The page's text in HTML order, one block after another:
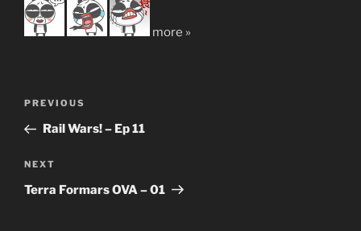
more »
Previous
Post
PREVIOUS
Rail Wars! – Ep 11
Next
Post
NEXT
Terra Formars OVA – 01